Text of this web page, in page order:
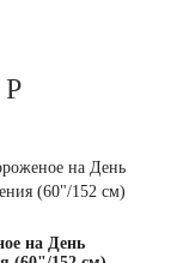
Р
на День